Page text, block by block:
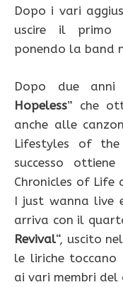
Dopo i vari
uscire il primo
ponendo la band
Dopo due anni
Hopeless” che
anche alle
Lifestyles of the
successo
Chronicles of Life
I just wanna live
arriva con il
Revival“, uscito
le liriche toccano
ai vari membri del